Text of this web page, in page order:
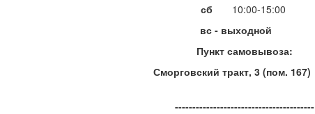
сб
10:00-15:00
вс - выходной
Пункт самовывоза:
Сморговский тракт, 3 (пом. 167)
----------------------------------------